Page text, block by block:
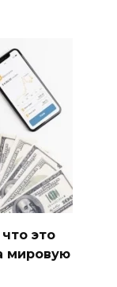
это
мировую